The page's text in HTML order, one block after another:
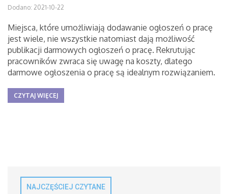
Dodano: 2021-10-22
Miejsca, które umożliwiają dodawanie ogłoszeń o pracę
jest wiele, nie wszystkie natomiast dają możliwość
publikacji darmowych ogłoszeń o pracę. Rekrutując
pracowników zwraca się uwagę na koszty, dlatego
darmowe ogłoszenia o pracę są idealnym rozwiązaniem.
CZYTAJ WIĘCEJ
NAJCZĘŚCIEJ CZYTANE